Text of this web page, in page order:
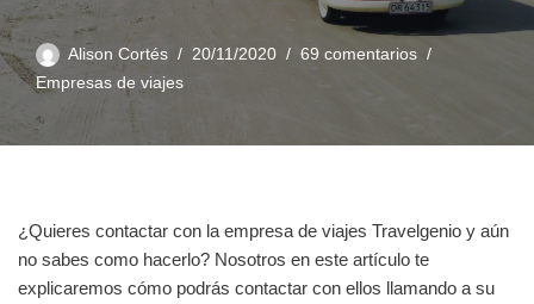
Alison Cortés 20/11/2020
69 comentarios
Empresas de viajes
¿Quieres contactar con la empresa de viajes Travelgenio y aún
no sabes como hacerlo? Nosotros en este artículo te
explicaremos cómo podrás contactar con ellos llamando a su